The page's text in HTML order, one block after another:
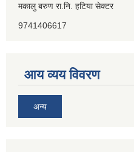
मकालु बरुण रा.नि. हटिया सेक्टर
9741406617
आय व्यय विवरण
अन्य